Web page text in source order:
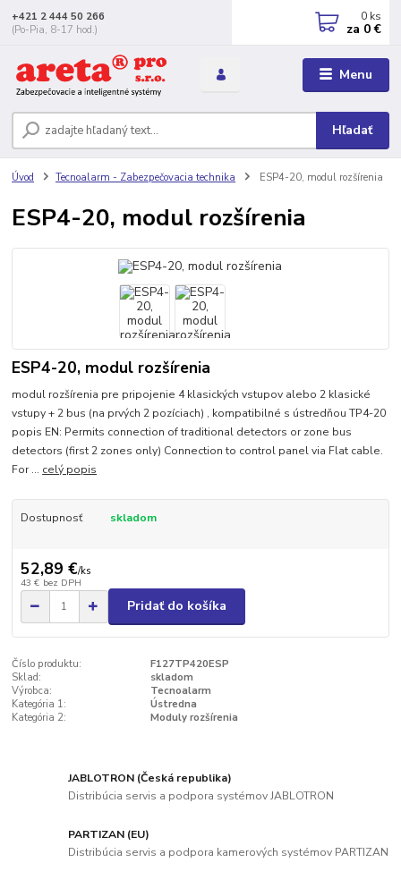
Menu
Hľadať
+421 2 444 50 266
(Po-Pia, 8-17 hod.)
0 ks
za 0 €
Úvod Tecnoalarm - Zabezpečovacia technika ESP4-20, modul rozšírenia
ESP4-20, modul rozšírenia
ESP4-20, modul rozšírenia
modul rozšírenia pre pripojenie 4 klasických vstupov alebo 2 klasické
vstupy + 2 bus (na prvých 2 pozíciach) , kompatibilné s ústredňou TP4-20
popis EN: Permits connection of traditional detectors or zone bus
detectors (first 2 zones only) Connection to control panel via Flat cable.
For ... celý popis
Dostupnosť skladom
52,89 €/ks
43 € bez DPH
Pridať do košíka
Číslo produktu:
F127TP420ESP
Sklad:
skladom
Výrobca:
Tecnoalarm
Kategória 1:
Ústredna
Kategória 2:
Moduly rozšírenia
JABLOTRON (Česká republika)
Distribúcia servis a podpora systémov JABLOTRON
PARTIZAN (EU)
Distribúcia servis a podpora kamerových systémov PARTIZAN